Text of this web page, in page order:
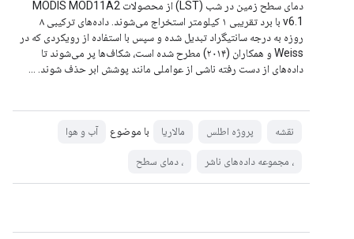
دمای سطح زمین در شب (LST) از محصولات MODIS MOD11A2
v6.1 با برد تقریبی ۱ کیلومتر استخراج می‌شوند. داده‌های ترکیبی ۸
روزه به درجه سانتیگراد تبدیل شده و سپس با استفاده از رویکردی که در
Weiss و همکاران (۲۰۱۴) مطرح شده است، شکاف‌ها پر می‌شوند تا
داده‌های از دست رفته ناشی از عواملی مانند پوشش ابر حذف شوند. ...
نقشه پروژه اطلس مالاریا با موضوع آب و هوا
، مجموعه داده‌های ناشر ، دمای سطح